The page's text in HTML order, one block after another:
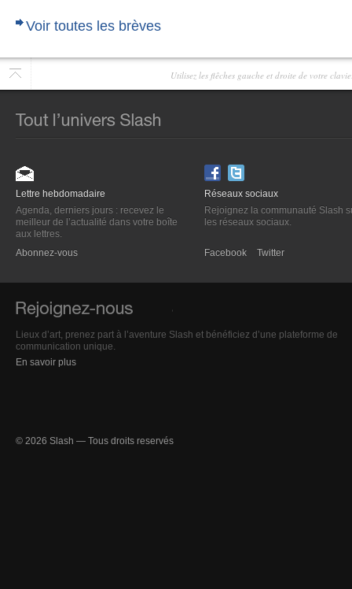
Voir toutes les brèves
Utilisez les flêches gauche et droite de votre
Lettre hebdomadaire
Agenda, derniers jours : recevez le
meilleur de l’actualité dans votre boîte
aux lettres.
Abonnez-vous
Réseaux sociaux
Rejoignez la communauté Slash
les réseaux sociaux.
Facebook Twitter
Lieux d’art, prenez part à l’aventure Slash et bénéficiez d’une plateforme de
communication unique.
En savoir plus
© 2026 Slash — Tous droits reservés